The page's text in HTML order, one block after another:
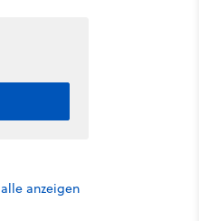
alle anzeigen